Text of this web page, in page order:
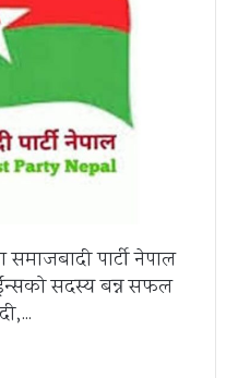
पार्टी नेपाल
सदस्य बन्न सफल